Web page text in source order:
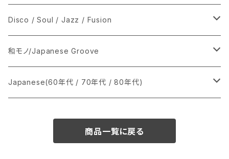
シングル盤
あ行
か行
LP
CD
Disco / Soul / Jazz / Fusion
シングル盤
A
12インチ・シングル
和モノ/Japanese Groove
シングル盤
Japanese(60年代 / 70年代 / 80年代)
商品一覧に戻る